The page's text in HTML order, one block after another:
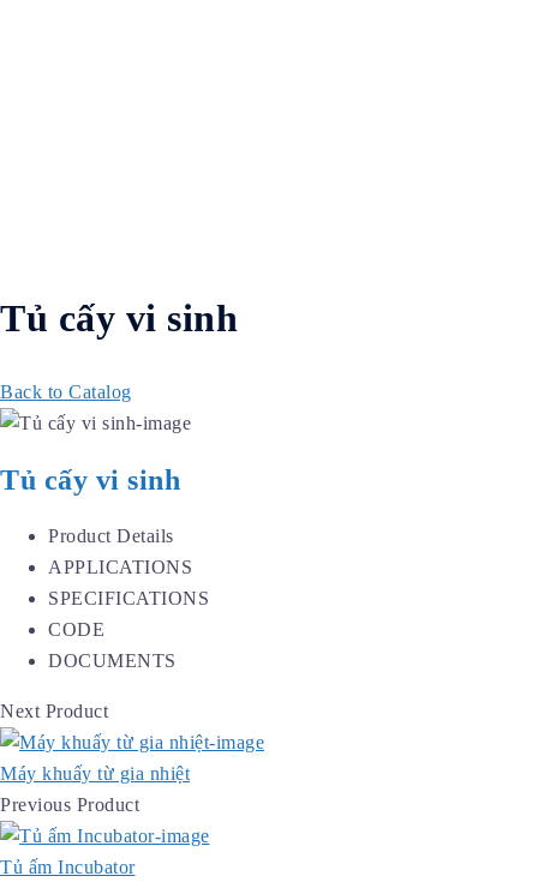
Tủ cấy vi sinh
Back to Catalog
Tủ cấy vi sinh
Product Details
APPLICATIONS
SPECIFICATIONS
CODE
DOCUMENTS
Next Product
Máy khuấy từ gia nhiệt
Previous Product
Tủ ấm Incubator